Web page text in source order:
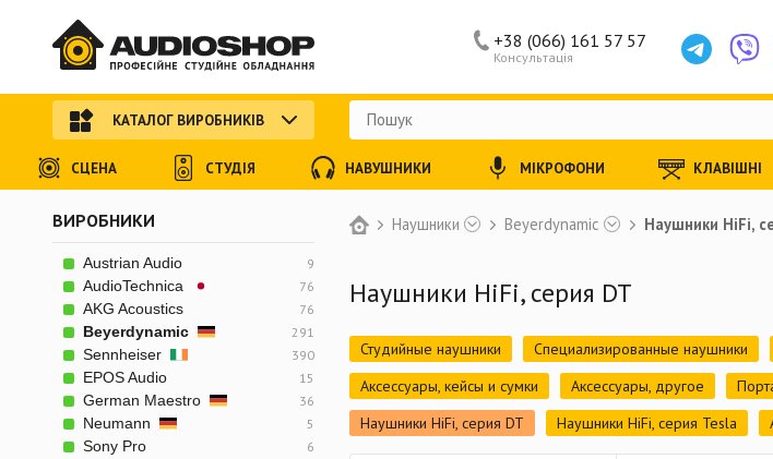
Наушники Beyerdynamic Наушники HiFi,
Наушники HiFi, серия DT
Студийные наушники Специализированные наушники
Аксессуары, кейсы и сумки
Аксессуары, другое
Наушники HiFi, серия DT
Наушники HiFi, серия Tesla
ВИРОБНИКИ
Austrian Audio 9
AudioTechnica 76
AKG Acoustics 76
Beyerdynamic 291
Sennheiser 390
EPOS Audio 15
German Maestro 36
Neumann 5
Sony Pro 6
Консультація
+38 (066) 161 57 57
КАТАЛОГ ВИРОБНИКІВ
СЦЕНА СТУДІЯ НАВУШНИКИ МІКРОФОНИ КЛАВІШНІ